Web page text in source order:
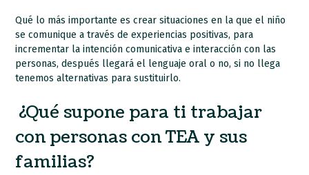
Qué lo más importante es crear situaciones en la que el niño
se comunique a través de experiencias positivas, para
incrementar la intención comunicativa e interacción con las
personas, después llegará el lenguaje oral o no, si no llega
tenemos alternativas para sustituirlo.
¿Qué supone para ti trabajar
con personas con TEA y sus
familias?